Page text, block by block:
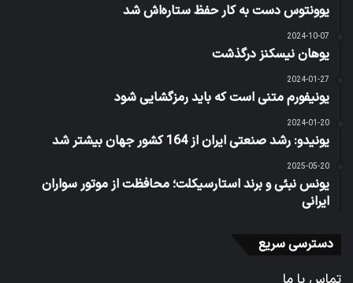
یوونتوس دست به کار حفظ ستاره‌اش شد
2024-10-07
یوهان نیسکنز درگذشت
2024-01-27
یونیفورم متنی است که باید رمزگشایی شود
2024-01-20
یونیدو: رشد صنعتی ایران از 164 کشور جهان بیشتر شد
2025-05-20
یونس نبئی و برند استارسیکلت؛ محافظت از موتور سواران
ایرانی
دسترسی سریع